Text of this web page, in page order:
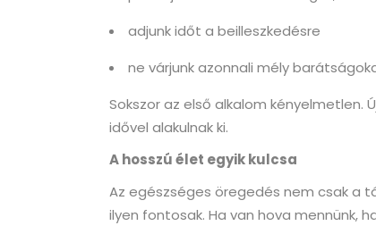
adjunk időt a beilleszkedésre
ne várjunk azonnali mély
Sokszor az első alkalom kényelmetlen.
idővel alakulnak ki.
A hosszú élet egyik kulcsa
Az egészséges öregedés nem csak a
ilyen fontosak. Ha van hova mennünk,